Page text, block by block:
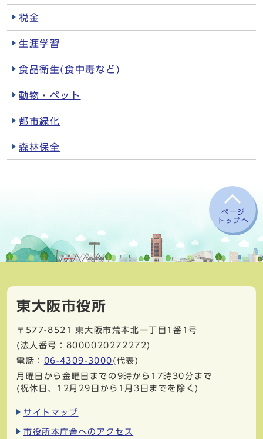
税金
生涯学習
食品衛生(食中毒など)
動物・ペット
都市緑化
森林保全
ページ
トップへ
東大阪市役所
〒577-8521
東大阪市荒本北一丁目1番1号
(法人番号：8000020272272)
電話： 06-4309-3000 (代表)
月曜日から金曜日までの9時から17時30分まで
(祝休日、12月29日から1月3日までを除く)
サイトマップ
市役所本庁舎へのアクセス